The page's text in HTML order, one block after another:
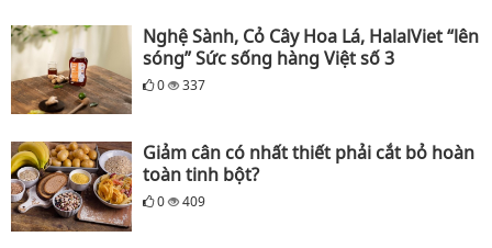
Nghệ Sành, Cỏ Cây Hoa Lá, HalalViet “lên
sóng” Sức sống hàng Việt số 3
0 337
Giảm cân có nhất thiết phải cắt bỏ hoàn
toàn tinh bột?
0 409